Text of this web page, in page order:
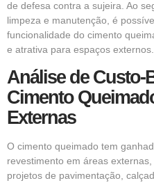
de defesa contra a sujeira. Ao
limpeza e manutenção, é
funcionalidade do cimento
e atrativa para espaços externos.
Análise de Custo-
Cimento
Externas
O cimento queimado tem
revestimento em áreas
projetos de pavimentação,